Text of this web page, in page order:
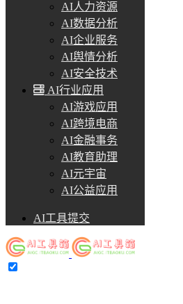
AI人力资源
AI数据分析
AI企业服务
AI舆情分析
AI安全技术
AI行业应用
AI游戏应用
AI跨境电商
AI金融事务
AI教育助理
AI元宇宙
AI公益应用
AI工具提交